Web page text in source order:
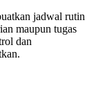
jadwal rutin
maupun tugas
dan